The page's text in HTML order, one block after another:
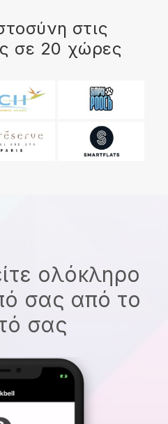
στις
σε 20 χώρες
ολόκληρο
σας από το
σας